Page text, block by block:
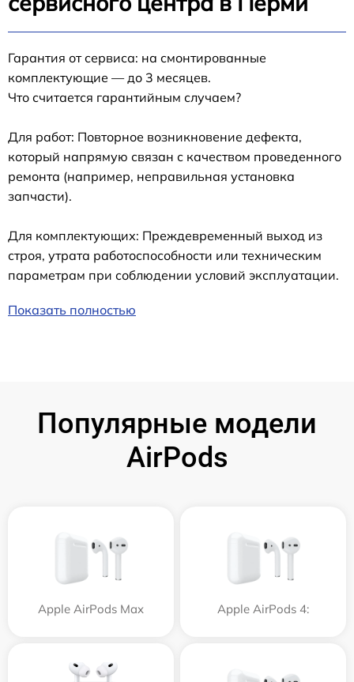
Гарантия от сервиса: на смонтированные
комплектующие — до 3 месяцев.
Что считается гарантийным случаем?
Для работ: Повторное возникновение дефекта,
который напрямую связан с качеством проведенного
ремонта (например, неправильная установка
запчасти).
Для комплектующих: Преждевременный выход из
строя, утрата работоспособности или техническим
параметрам при соблюдении условий эксплуатации.
Показать полностью
Популярные модели
AirPods
Apple AirPods Max Apple AirPods 4: